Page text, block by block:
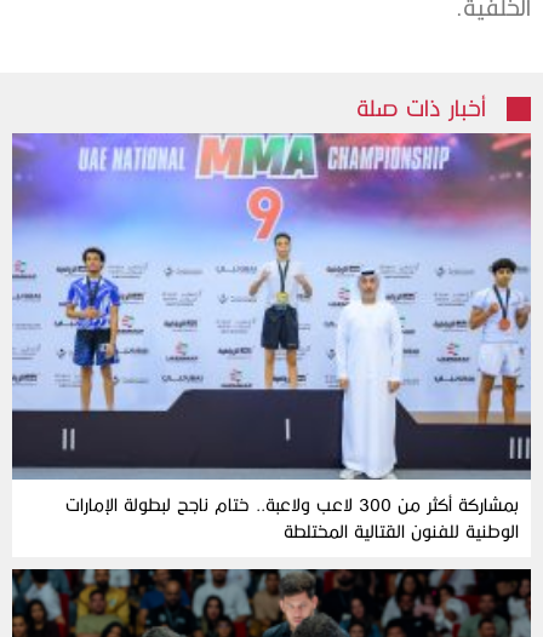
الخلفية.
أخبار ذات صلة
بمشاركة أكثر من 300 لاعب ولاعبة.. ختام ناجح لبطولة الإمارات
الوطنية للفنون القتالية المختلطة